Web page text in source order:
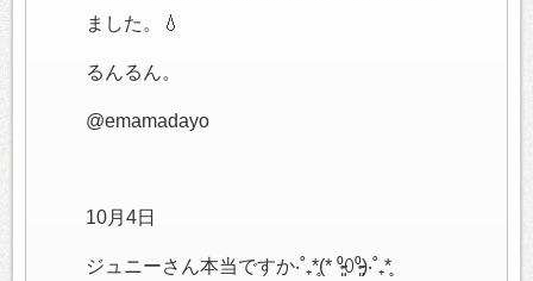
ました。💧
るんるん。
@emamadayo
10月4日
ジュニーさん本当ですか‧˚₊*̥(* ⁰̷̴͈꒨⁰̷̴͈)‧˚₊*̥